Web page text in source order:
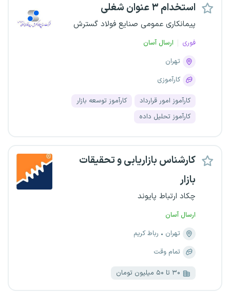
استخدام ۳ عنوان شغلی
پیمانکاری عمومی صنایع فولاد گسترش
فوری
ارسال آسان
تهران
کارآموزی
کارآموز امور قرارداد
کارآموز توسعه بازار
کارآموز تحلیل داده
کارشناس بازاریابی و تحقیقات
بازار
چکاد ارتباط پایوند
ارسال آسان
تهران
رباط کریم
تمام وقت
۳۰ تا ۵۰ میلیون تومان